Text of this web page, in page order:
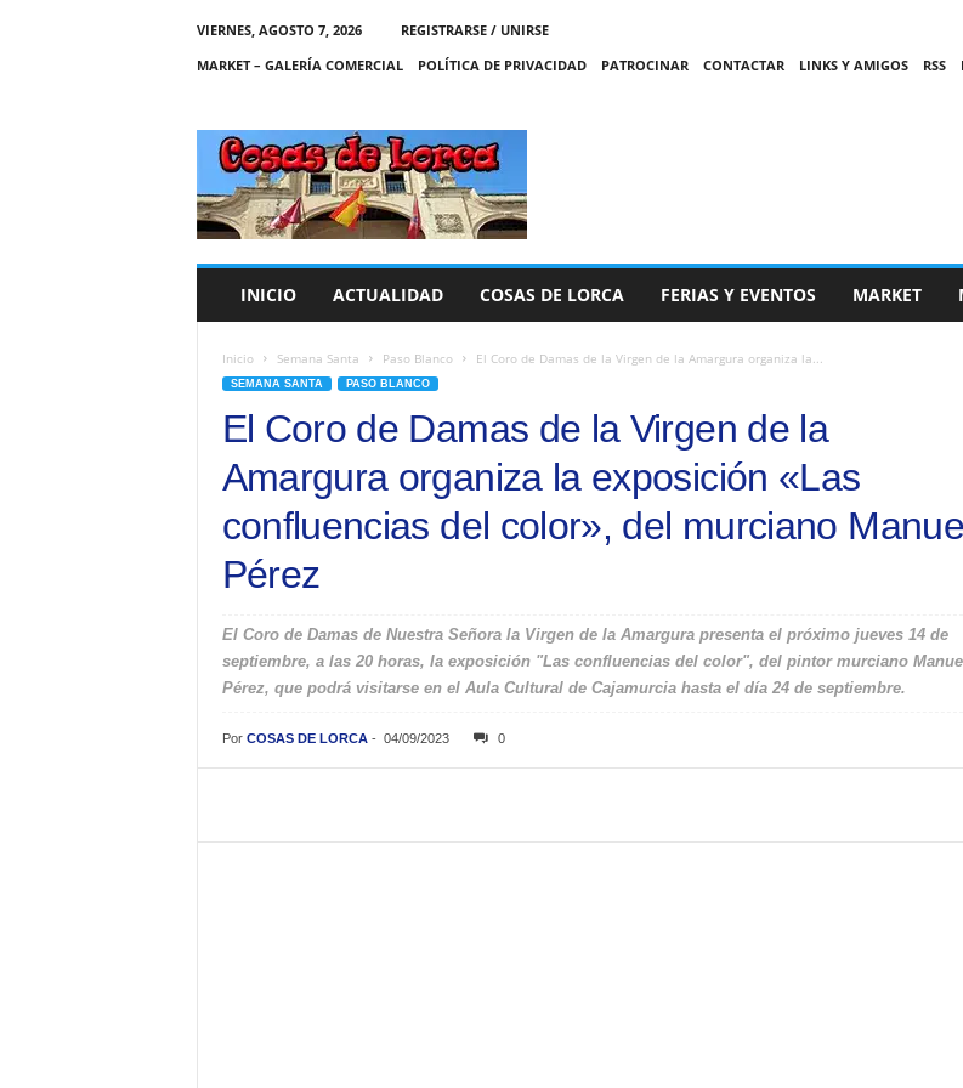
VIERNES, AGOSTO 7, 2026
REGISTRARSE / UNIRSE
MARKET – GALERÍA COMERCIAL
POLÍTICA DE PRIVACIDAD PATROCINAR CONTACTAR LINKS Y AMIGOS RSS
C
A
S
INICIO ACTUALIDAD COSAS DE LORCA FERIAS Y EVENTOS MARKET
Inicio Semana Santa Paso Blanco El Coro de Damas de la Virgen de la Amargura organiza la...
SEMANA SANTA PASO BLANCO
El Coro de Damas de la Virgen de la
Amargura organiza la exposición «Las
confluencias del color», del murciano
Pérez
El Coro de Damas de Nuestra Señora la Virgen de la Amargura presenta el próximo jueves 14 de
septiembre, a las 20 horas, la exposición "Las confluencias del color", del pintor murciano
Pérez, que podrá visitarse en el Aula Cultural de Cajamurcia hasta el día 24 de septiembre.
Por COSAS DE LORCA- 04/09/2023 0